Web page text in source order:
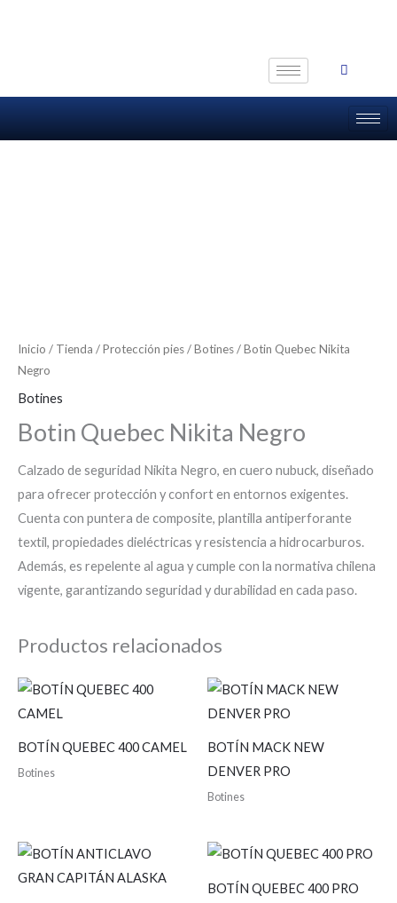
Inicio / Tienda /Protección pies/Botines/ Botin Quebec Nikita
Negro
Botines
Botin Quebec Nikita Negro
Calzado de seguridad Nikita Negro, en cuero nubuck, diseñado
para ofrecer protección y confort en entornos exigentes.
Cuenta con puntera de composite, plantilla antiperforante
textil, propiedades dieléctricas y resistencia a hidrocarburos.
Además, es repelente al agua y cumple con la normativa chilena
vigente, garantizando seguridad y durabilidad en cada paso.
Productos relacionados
BOTÍN QUEBEC 400 CAMEL
Botines
BOTÍN MACK NEW
DENVER PRO
Botines
BOTÍN QUEBEC 400 PRO